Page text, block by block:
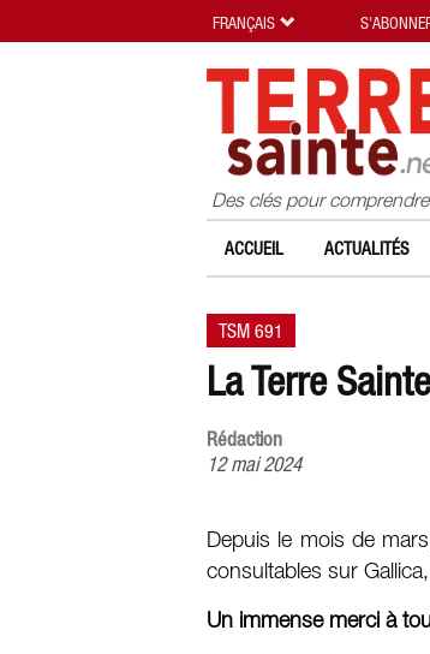
Des clés pour
ACCUEIL ACTUALITÉS
TSM 691
La Terre
Rédaction
12 mai 2024
Depuis le mois de
consultables sur
Un immense merci à
FRANÇAIS